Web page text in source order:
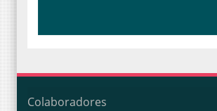
Colaboradores